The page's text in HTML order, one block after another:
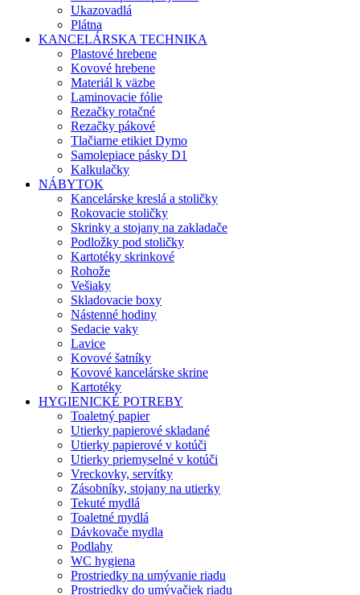
Ukazovadlá
Plátna
KANCELÁRSKA TECHNIKA
Plastové hrebene
Kovové hrebene
Materiál k väzbe
Laminovacie fólie
Rezačky rotačné
Rezačky pákové
Tlačiarne etikiet Dymo
Samolepiace pásky D1
Kalkulačky
NÁBYTOK
Kancelárske kreslá a stoličky
Rokovacie stoličky
Skrinky a stojany na zakladače
Podložky pod stoličky
Kartotéky skrinkové
Rohože
Vešiaky
Skladovacie boxy
Nástenné hodiny
Sedacie vaky
Lavice
Kovové šatníky
Kovové kancelárske skrine
Kartotéky
HYGIENICKÉ POTREBY
Toaletný papier
Utierky papierové skladané
Utierky papierové v kotúči
Utierky priemyselné v kotúči
Vreckovky, servítky
Zásobníky, stojany na utierky
Tekuté mydlá
Toaletné mydlá
Dávkovače mydla
Podlahy
WC hygiena
Prostriedky na umývanie riadu
Prostriedky do umývačiek riadu